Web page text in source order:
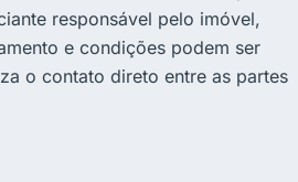
responsável pelo imóvel,
e condições podem ser
o contato direto entre as partes